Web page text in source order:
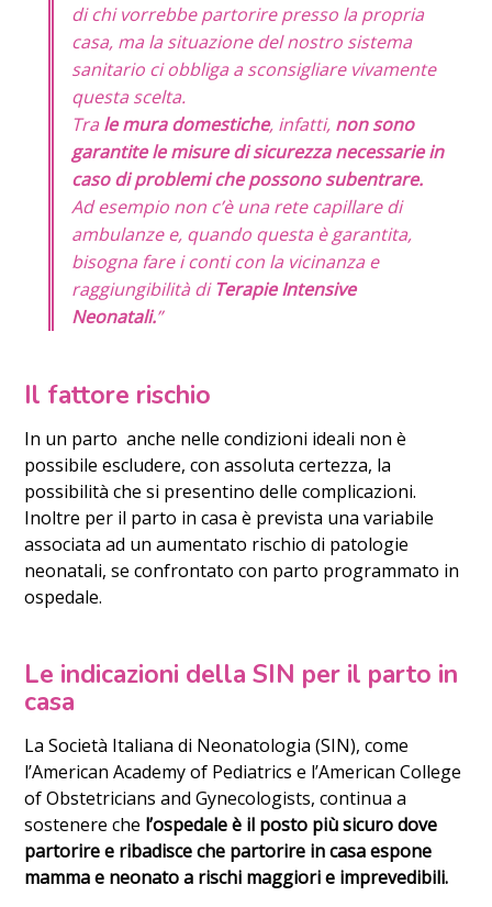
di chi vorrebbe partorire presso la propria
casa, ma la situazione del nostro sistema
sanitario ci obbliga a sconsigliare vivamente
questa scelta.
Tra le mura domestiche, infatti, non sono
garantite le misure di sicurezza necessarie in
caso di problemi che possono subentrare.
Ad esempio non c’è una rete capillare di
ambulanze e, quando questa è garantita,
bisogna fare i conti con la vicinanza e
raggiungibilità diTerapie Intensive
Neonatali.”
Il fattore rischio
In un parto anche nelle condizioni ideali non è
possibile escludere, con assoluta certezza, la
possibilità che si presentino delle complicazioni.
Inoltre per il parto in casa è prevista una variabile
associata ad un aumentato rischio di patologie
neonatali, se confrontato con parto programmato in
ospedale.
Le indicazioni della SIN per il parto in
casa
La Società Italiana di Neonatologia (SIN), come
l’American Academy of Pediatrics e l’American College
of Obstetricians and Gynecologists, continua a
sostenere che l’ospedale è il posto più sicuro dove
partorire e ribadisce che partorire in casa espone
mamma e neonato a rischi maggiori e imprevedibili.